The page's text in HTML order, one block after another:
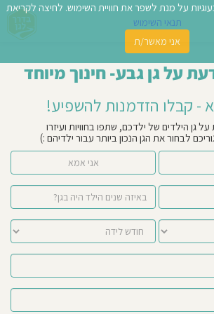
על גן גבע- חינוך מיוחד
- קבלו הזדמנות להשפיע!
גן הילדים של ילדכם, שתפו בחוויות ועיזרו
לבחור את הגן הנכון ביותר עבור ילדיהם :)
אני אמא
על מנת לשפר את חוויית השימוש. לחיצה לקריאת
תנאי השימוש
אני מאשר/ת